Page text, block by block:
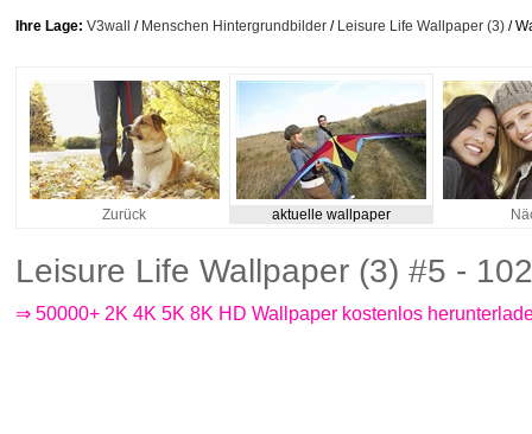
Ihre Lage: V3wall / Menschen Hintergrundbilder / Leisure Life Wallpaper (3) /
Zurück aktuelle wallpaper
Leisure Life Wallpaper (3) #5 -
⇒ 50000+ 2K 4K 5K 8K HD Wallpaper kostenlos